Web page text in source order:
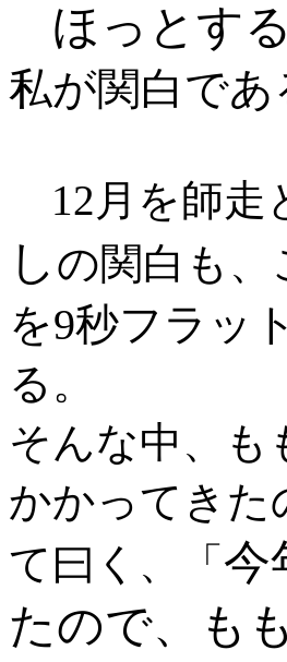
ほっとす
私が関白であ
12月を師走
しの関白も、
を9秒フラッ
る。
そんな中、も
かかってきた
て曰く、「 今
たので、も